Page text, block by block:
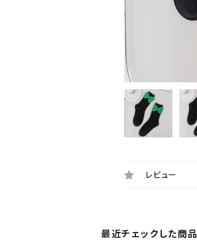
レビュー
最近チェックした商品